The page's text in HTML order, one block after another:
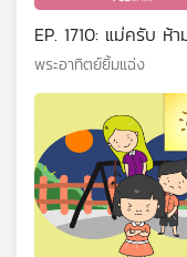
EP. 1710: แม่ครั
พระอาทิตย์ยิ้มแฉ่ง